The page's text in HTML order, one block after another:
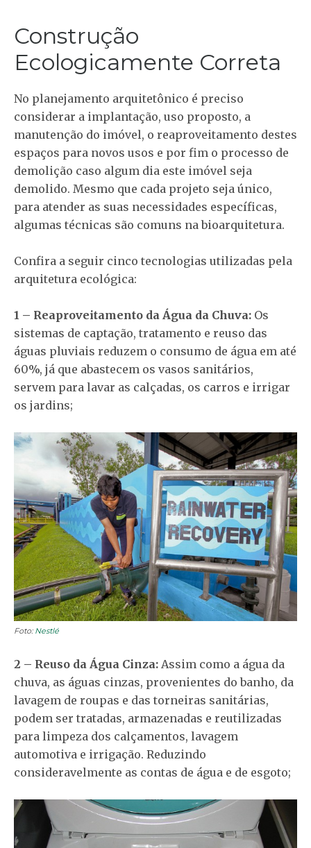
Construção
Ecologicamente Correta
No planejamento arquitetônico é preciso
considerar a implantação, uso proposto, a
manutenção do imóvel, o reaproveitamento destes
espaços para novos usos e por fim o processo de
demolição caso algum dia este imóvel seja
demolido. Mesmo que cada projeto seja único,
para atender as suas necessidades específicas,
algumas técnicas são comuns na bioarquitetura.
Confira a seguir cinco tecnologias utilizadas pela
arquitetura ecológica:
1 – Reaproveitamento da Água da Chuva: Os
sistemas de captação, tratamento e reuso das
águas pluviais reduzem o consumo de água em até
60%, já que abastecem os vasos sanitários,
servem para lavar as calçadas, os carros e irrigar
os jardins;
Foto: Nestlé
2 – Reuso da Água Cinza: Assim como a água da
chuva, as águas cinzas, provenientes do banho, da
lavagem de roupas e das torneiras sanitárias,
podem ser tratadas, armazenadas e reutilizadas
para limpeza dos calçamentos, lavagem
automotiva e irrigação. Reduzindo
consideravelmente as contas de água e de esgoto;